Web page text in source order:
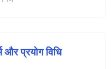
और प्रयोग विधि